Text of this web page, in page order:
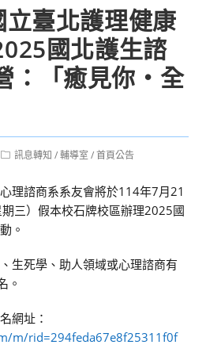
臺北護理健康
國北護生諮
：「癒見你‧全
Post訊息轉知 / 輔導室 / 首頁公告
理諮商系系友會將於114年7月21
三）假本校石牌校區辦理2025國
。
生死學、助人領域或心理諮商有
。
網址：
m/rid=294feda67e8f25311f0f